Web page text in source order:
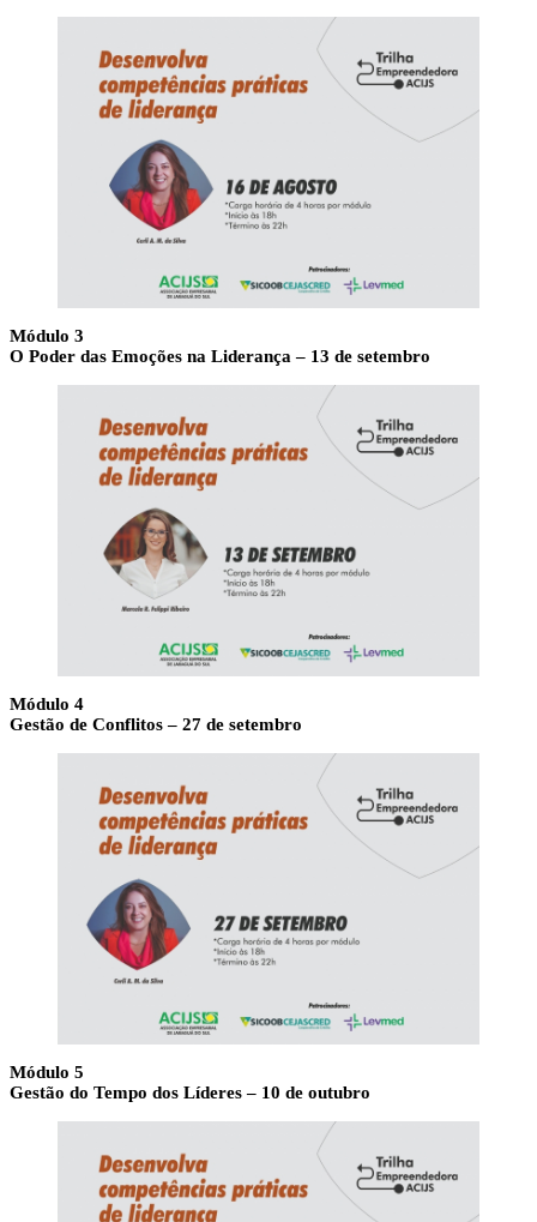
Módulo 3
O Poder das Emoções na Liderança – 13 de setembro
Módulo 4
Gestão de Conflitos – 27 de setembro
Módulo 5
Gestão do Tempo dos Líderes – 10 de outubro